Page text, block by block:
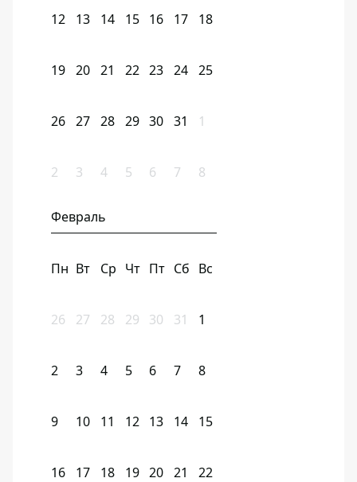
12 13 14 15 16 17 18
19 20 21 22 23 24 25
26 27 28 29 30 31 1
2 3 4 5 6 7 8
Февраль
Пн Вт Ср Чт Пт Сб Вс
26 27 28 29 30 31 1
2 3 4 5 6 7 8
9 10 11 12 13 14 15
16 17 18 19 20 21 22